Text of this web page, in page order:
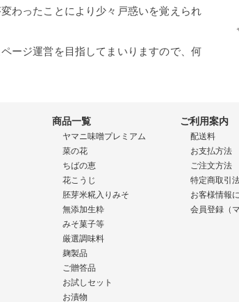
わったことにより少々戸惑いを覚えられ
ージ運営を目指してまいりますので、何
商品一覧
ヤマニ味噌プレミアム
菜の花
ちばの恵
花こうじ
胚芽米糀入りみそ
無添加生粋
みそ菓子等
厳選調味料
麹製品
ご贈答品
お試しセット
お漬物
ご利用案内
配送料
お支払方法
ご注文方法
特定商取引
お客様情報
会員登録（